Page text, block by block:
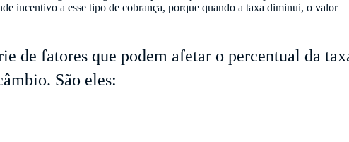
incentivo a esse tipo de cobrança, porque quando a taxa diminui, o valor
de fatores que podem afetar o percentual da
São eles: